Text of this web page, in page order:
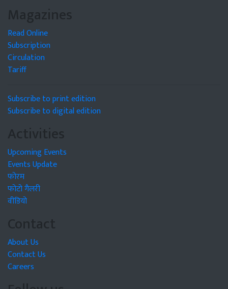
Magazines
Read Online
Subscription
Circulation
Tariff
Subscribe to print edition
Subscribe to digital edition
Activities
Upcoming Events
Events Update
फोरम
फोटो गैलरी
वीडियो
Contact
About Us
Contact Us
Careers